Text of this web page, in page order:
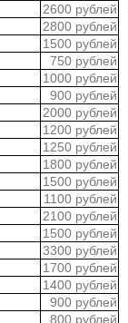
2600 рублей
2800 рублей
1500 рублей
750 рублей
1000 рублей
900 рублей
2000 рублей
1200 рублей
1250 рублей
1800 рублей
1500 рублей
1100 рублей
2100 рублей
1500 рублей
3300 рублей
1700 рублей
1400 рублей
900 рублей
800 рублей